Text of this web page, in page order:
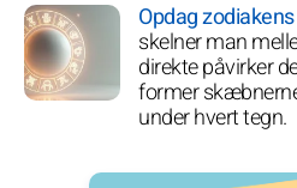
Opdag
skelner man
direkte påvirker
former
under hvert tegn.